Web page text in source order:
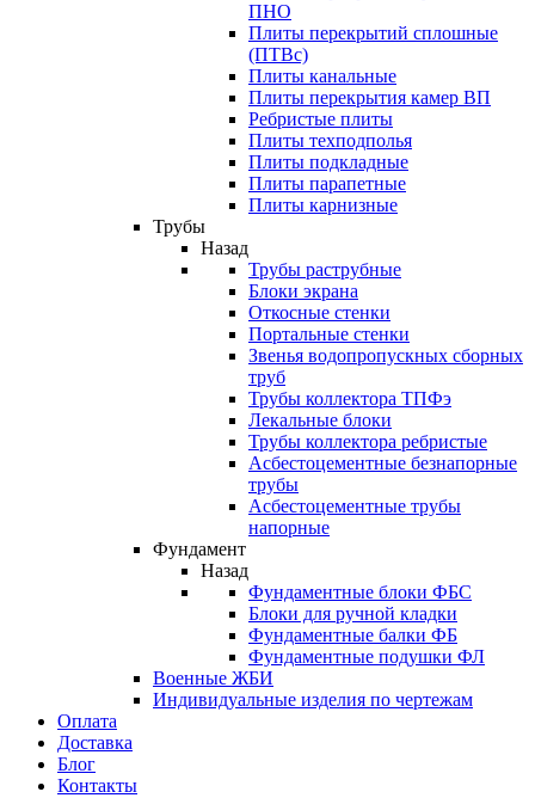
ПНО
Плиты перекрытий сплошные
(ПТВс)
Плиты канальные
Плиты перекрытия камер ВП
Ребристые плиты
Плиты техподполья
Плиты подкладные
Плиты парапетные
Плиты карнизные
Трубы
Назад
Трубы раструбные
Блоки экрана
Откосные стенки
Портальные стенки
Звенья водопропускных сборных
труб
Трубы коллектора ТПФэ
Лекальные блоки
Трубы коллектора ребристые
Асбестоцементные безнапорные
трубы
Асбестоцементные трубы
напорные
Фундамент
Назад
Фундаментные блоки ФБС
Блоки для ручной кладки
Фундаментные балки ФБ
Фундаментные подушки ФЛ
Военные ЖБИ
Индивидуальные изделия по чертежам
Оплата
Доставка
Блог
Контакты